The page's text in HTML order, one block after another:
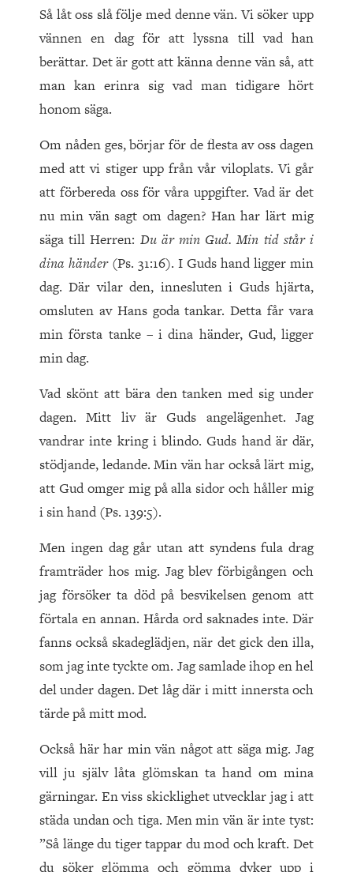
Så låt oss slå följe med denne vän. Vi söker upp
vännen en dag för att lyssna till vad han
berättar. Det är gott att känna denne vän så, att
man kan erinra sig vad man tidigare hört
honom säga.
Om nåden ges, börjar för de flesta av oss dagen
med att vi stiger upp från vår viloplats. Vi går
att förbereda oss för våra uppgifter. Vad är det
nu min vän sagt om dagen? Han har lärt mig
säga till Herren: Du är min Gud. Min tid står i
dina händer (Ps. 31:16). I Guds hand ligger min
dag. Där vilar den, innesluten i Guds hjärta,
omsluten av Hans goda tankar. Detta får vara
min första tanke – i dina händer, Gud, ligger
min dag.
Vad skönt att bära den tanken med sig under
dagen. Mitt liv är Guds angelägenhet. Jag
vandrar inte kring i blindo. Guds hand är där,
stödjande, ledande. Min vän har också lärt mig,
att Gud omger mig på alla sidor och håller mig
i sin hand (Ps. 139:5).
Men ingen dag går utan att syndens fula drag
framträder hos mig. Jag blev förbigången och
jag försöker ta död på besvikelsen genom att
förtala en annan. Hårda ord saknades inte. Där
fanns också skadeglädjen, när det gick den illa,
som jag inte tyckte om. Jag samlade ihop en hel
del under dagen. Det låg där i mitt innersta och
tärde på mitt mod.
Också här har min vän något att säga mig. Jag
vill ju själv låta glömskan ta hand om mina
gärningar. En viss skicklighet utvecklar jag i att
städa undan och tiga. Men min vän är inte tyst:
”Så länge du tiger tappar du mod och kraft. Det
du söker glömma och gömma dyker upp i